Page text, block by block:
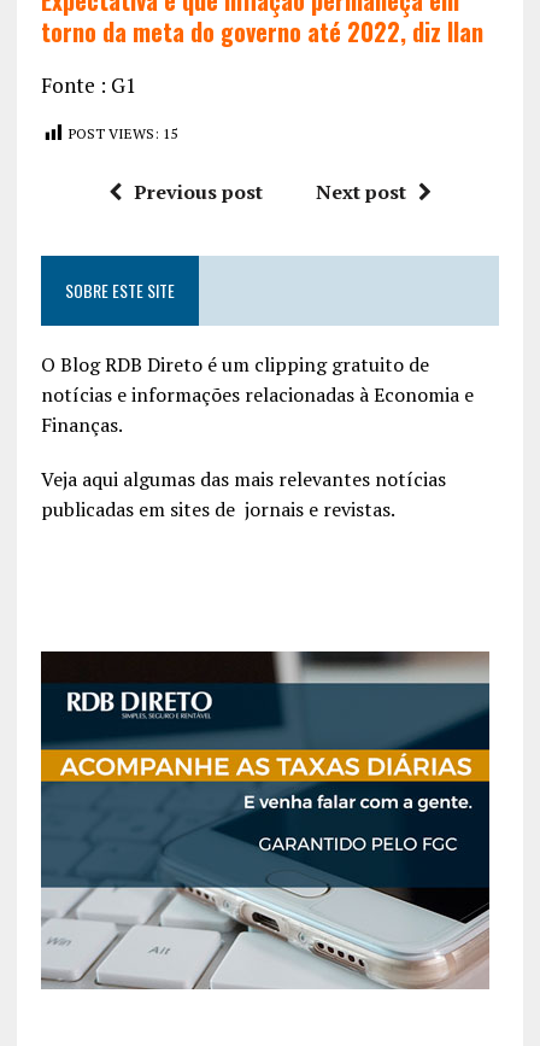
torno da meta do governo até 2022, diz Ilan
Fonte : G1
POST VIEWS: 15
Previous post Next post
SOBRE ESTE SITE
O Blog RDB Direto é um clipping gratuito de
notícias e informações relacionadas à Economia e
Finanças.
Veja aqui algumas das mais relevantes notícias
publicadas em sites de jornais e revistas.